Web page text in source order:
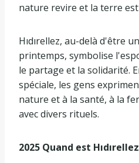
nature revire et la terre
Hıdırellez, au-delà d'être
printemps, symbolise
le partage et la solidarité.
spéciale, les gens
nature et à la santé, à la
avec divers rituels.
2025 Quand est